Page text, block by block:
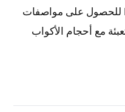
. يُرجى الاتصال بـ Papacko للحصول على مواصفات
مع أحجام الأكواب